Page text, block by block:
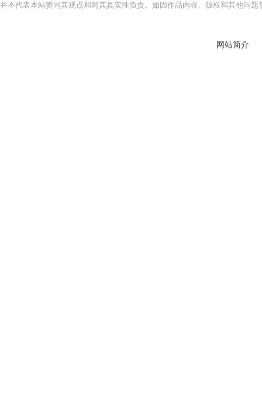
并不代表本站赞同其观点和对其真实性负责。如因作品内容、版权和其他问
网站简介